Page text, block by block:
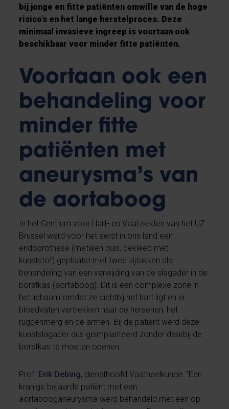
bij jonge en fitte patiënten omwille van de hoge
risico’s en het lange herstelproces. Deze
minimaal invasieve ingreep is voortaan ook
beschikbaar voor minder fitte patiënten.
Voortaan ook een
behandeling voor
minder fitte
patiënten met
aneurysma’s van
de aortaboog
In het Centrum voor Hart- en Vaatziekten van het UZ
Brussel werd voor het eerst in ons land een
endoprothese (metalen buis, bekleed met
kunststof) geplaatst met twee zijtakken als
behandeling van een verwijding van de slagader in de
borstkas (aortaboog). Dit is een complexe zone in
het lichaam omdat ze dichtbij het hart ligt en er
bloedvaten vertrekken naar de hersenen, het
ruggenmerg en de armen. Bij de patiënt werd deze
kunstslagader dus geïmplanteerd zonder daarbij de
borstkas te moeten openen.
Prof. Erik Debing, diensthoofd Vaatheelkunde: “Een
kranige bejaarde patiënt met een
aortabooganeurysma werd behandeld met een op